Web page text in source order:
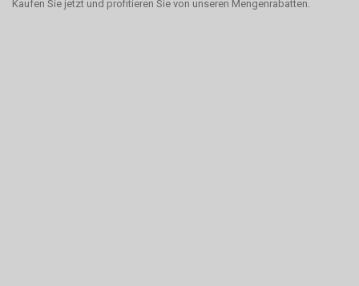
Kaufen Sie jetzt und profitieren Sie von unseren Mengenrabatten.